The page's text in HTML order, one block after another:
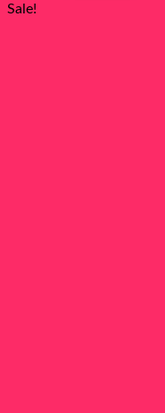
Sale!